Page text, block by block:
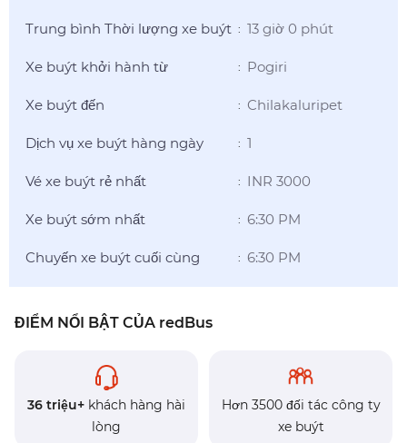
Trung bình Thời lượng xe buýt : 13 giờ 0 phút
Xe buýt khởi hành từ : Pogiri
Xe buýt đến : Chilakaluripet
Dịch vụ xe buýt hàng ngày : 1
Vé xe buýt rẻ nhất : INR 3000
Xe buýt sớm nhất : 6:30 PM
Chuyến xe buýt cuối cùng : 6:30 PM
ĐIỂM NỔI BẬT CỦA redBus
36 triệu+ khách hàng hài
lòng
Hơn 3500 đối tác công ty
xe buýt